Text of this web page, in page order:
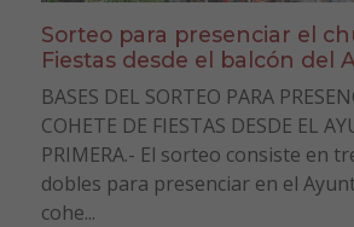
Sorteo para presenciar el
Fiestas desde el balcón del
BASES DEL SORTEO PARA
COHETE DE FIESTAS DESDE EL
PRIMERA.- El sorteo consiste en
dobles para presenciar en el
cohe...